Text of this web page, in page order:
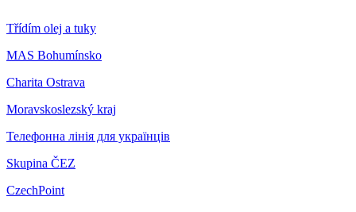
Třídím olej a tuky
MAS Bohumínsko
Charita Ostrava
Moravskoslezský kraj
Телефонна лінія для українців
Skupina ČEZ
CzechPoint